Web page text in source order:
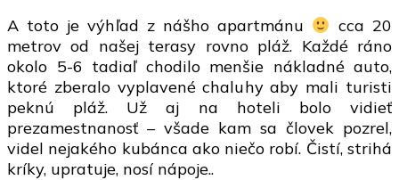
A toto je výhľad z nášho apartmánu
cca 20
metrov od našej terasy rovno pláž. Každé ráno
okolo 5-6 tadiaľ chodilo menšie nákladné auto,
ktoré zberalo vyplavené chaluhy aby mali turisti
peknú pláž. Už aj na hoteli bolo vidieť
prezamestnanosť – všade kam sa človek pozrel,
videl nejakého kubánca ako niečo robí. Čistí, strihá
kríky, upratuje, nosí nápoje..